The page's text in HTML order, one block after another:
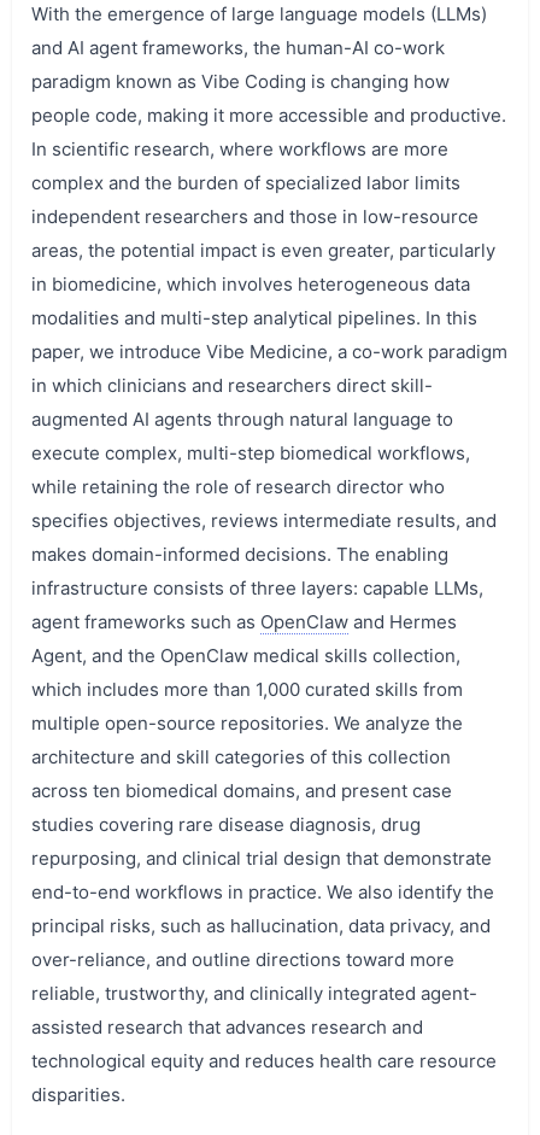
With the emergence of large language models (LLMs)
and AI agent frameworks, the human-AI co-work
paradigm known as Vibe Coding is changing how
people code, making it more accessible and productive.
In scientific research, where workflows are more
complex and the burden of specialized labor limits
independent researchers and those in low-resource
areas, the potential impact is even greater, particularly
in biomedicine, which involves heterogeneous data
modalities and multi-step analytical pipelines. In this
paper, we introduce Vibe Medicine, a co-work paradigm
in which clinicians and researchers direct skill-
augmented AI agents through natural language to
execute complex, multi-step biomedical workflows,
while retaining the role of research director who
specifies objectives, reviews intermediate results, and
makes domain-informed decisions. The enabling
infrastructure consists of three layers: capable LLMs,
agent frameworks such as OpenClaw and Hermes
Agent, and the OpenClaw medical skills collection,
which includes more than 1,000 curated skills from
multiple open-source repositories. We analyze the
architecture and skill categories of this collection
across ten biomedical domains, and present case
studies covering rare disease diagnosis, drug
repurposing, and clinical trial design that demonstrate
end-to-end workflows in practice. We also identify the
principal risks, such as hallucination, data privacy, and
over-reliance, and outline directions toward more
reliable, trustworthy, and clinically integrated agent-
assisted research that advances research and
technological equity and reduces health care resource
disparities.